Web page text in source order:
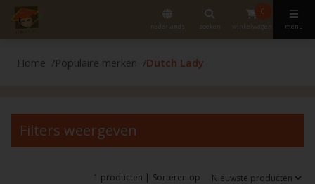
nederlands zoeken
0
winkelwagen menu
Home Populaire merken Dutch Lady
Filters weergeven
1 producten | Sorteren op